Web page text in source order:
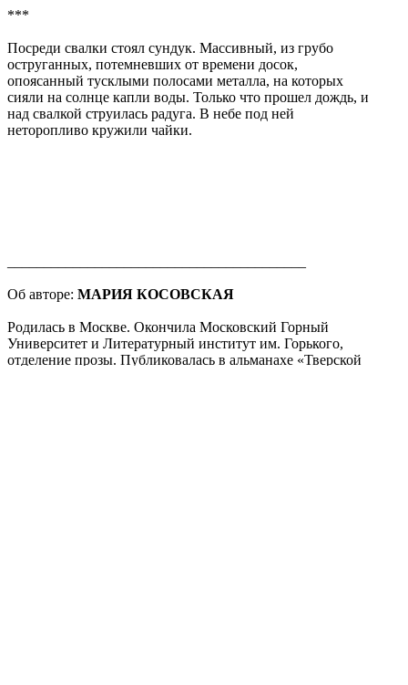
***
Посреди свалки стоял сундук. Массивный, из грубо
оструганных, потемневших от времени досок,
опоясанный тусклыми полосами металла, на которых
сияли на солнце капли воды. Только что прошел дождь, и
над свалкой струилась радуга. В небе под ней
неторопливо кружили чайки.
Об авторе: МАРИЯ КОСОВСКАЯ
Родилась в Москве. Окончила Московский Горный
Университет и Литературный институт им. Горького,
отделение прозы. Публиковалась в альманахе «Тверской